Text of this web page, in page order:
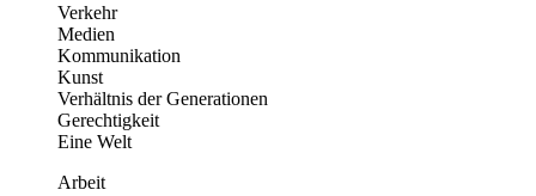
Verkehr
Medien
Kommunikation
Kunst
Verhältnis der Generationen
Gerechtigkeit
Eine Welt
Arbeit